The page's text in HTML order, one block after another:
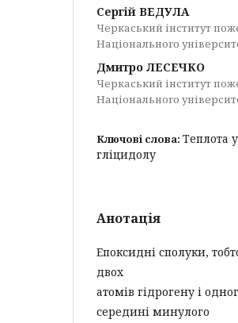
Сергій ВЕДУЛА
Черкаський інститут
Національного
Дмитро ЛЕСЕЧКО
Черкаський інститут
Національного
Ключові слова: Теплота
гліцидолу
Анотація
Епоксидні сполуки,
двох
атомів гідрогену і
середині минулого